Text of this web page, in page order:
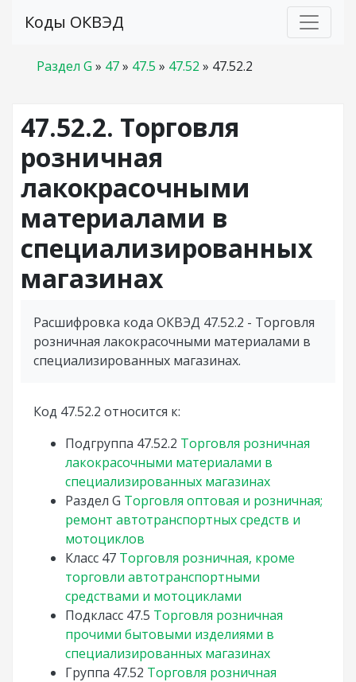
Коды ОКВЭД
Раздел G » 47» 47.5 » 47.52 » 47.52.2
47.52.2. Торговля
розничная
лакокрасочными
материалами в
специализированных
магазинах
Расшифровка кода ОКВЭД 47.52.2 - Торговля
розничная лакокрасочными материалами в
специализированных магазинах.
Код 47.52.2 относится к:
Подгруппа 47.52.2 Торговля розничная
лакокрасочными материалами в
специализированных магазинах
Раздел G Торговля оптовая и розничная;
ремонт автотранспортных средств и
мотоциклов
Класс 47 Торговля розничная, кроме
торговли автотранспортными
средствами и мотоциклами
Подкласс 47.5 Торговля розничная
прочими бытовыми изделиями в
специализированных магазинах
Группа 47.52 Торговля розничная